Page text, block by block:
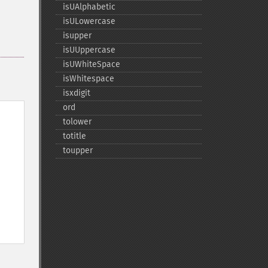
isUAlphabetic
isULowercase
isupper
isUUppercase
isUWhiteSpace
isWhitespace
isxdigit
ord
tolower
totitle
toupper